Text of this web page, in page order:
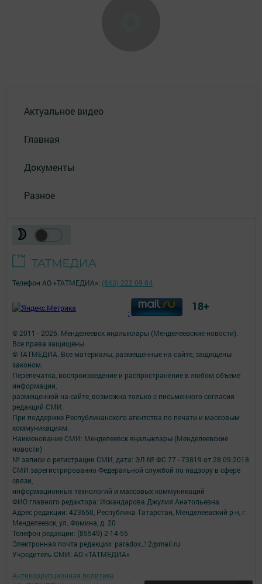
Актуальное видео
Главная
Документы
Разное
© 2011 - 2026. Менделеевск яӊалыклары (Менделеевские новости).
Все права защищены.
© ТАТМЕДИА. Все материалы, размещенные на сайте, защищены
законом.
Перепечатка, воспроизведение и распространение в любом объеме
информации,
размещенной на сайте, возможна только с письменного согласия
редакций СМИ.
При поддержке Республиканского агентства по печати и массовым
коммуникациям.
Наименование СМИ: Менделеевск яӊалыклары (Менделеевские
новости)
№ записи о регистрации СМИ, дата: ЭЛ № ФС 77 - 73819 от 28.09.2018
СМИ зарегистрированно Федеральной службой по надзору в сфере
связи,
информационных технологий и массовых коммуникаций
ФИО главного редактора: Искандарова Джулия Анатольевна
Адрес редакции: 423650, Республика Татарстан, Менделеевский р-н, г.
Менделеевск, ул. Фомина, д. 20
Телефон редакции: (85549) 2-14-55
Электронная почта редакции: paradox_12@mail.ru
Учредитель СМИ: АО «ТАТМЕДИА»
Антикоррупционная политика
Телефон АО «ТАТМЕДИА»: (843) 222 09 84
; 18+